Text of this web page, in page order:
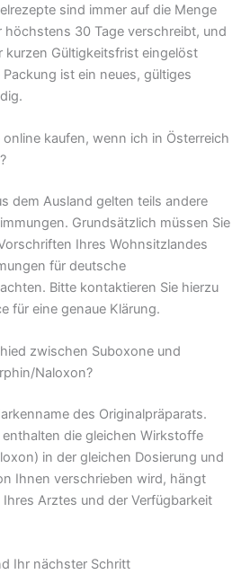
sind immer auf die Menge
höchstens 30 Tage verschreibt, und
kurzen Gültigkeitsfrist eingelöst
ist ein neues, gültiges
kaufen, wenn ich in Österreich
dem Ausland gelten teils andere
Grundsätzlich müssen Sie
Ihres Wohnsitzlandes
für deutsche
Bitte kontaktieren Sie hierzu
für eine genaue Klärung.
zwischen Suboxone und
Naloxon?
des Originalpräparats.
die gleichen Wirkstoffe
in der gleichen Dosierung und
Ihnen verschrieben wird, hängt
Arztes und der Verfügbarkeit
Ihr nächster Schritt